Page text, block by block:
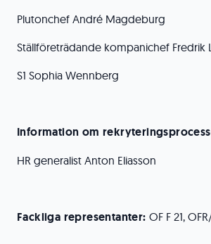
Plutonchef André Magdeburg
Ställföreträdande kompanichef Fredrik
S1 Sophia Wennberg
Information om
HR generalist Anton Eliasson
Fackliga representanter: OF F 21,